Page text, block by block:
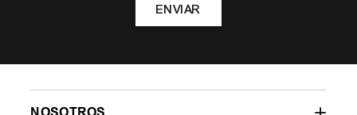
ENVIAR
NOSOTROS